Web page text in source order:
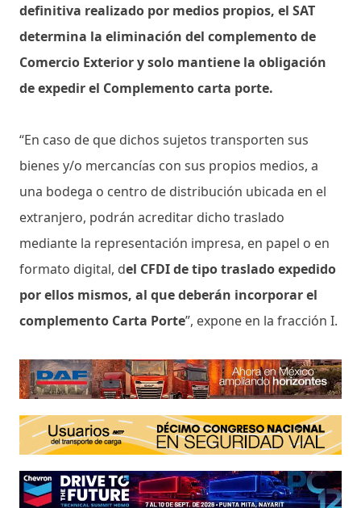
definitiva realizado por medios propios, el SAT
determina la eliminación del complemento de
Comercio Exterior y solo mantiene la obligación
de expedir el Complemento carta porte.
“En caso de que dichos sujetos transporten sus
bienes y/o mercancías con sus propios medios, a
una bodega o centro de distribución ubicada en el
extranjero, podrán acreditar dicho traslado
mediante la representación impresa, en papel o en
formato digital, del CFDI de tipo traslado expedido
por ellos mismos, al que deberán incorporar el
complemento Carta Porte”, expone en la fracción I.